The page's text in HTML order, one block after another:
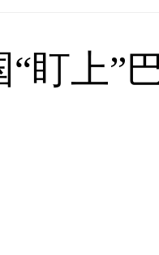
盯上”